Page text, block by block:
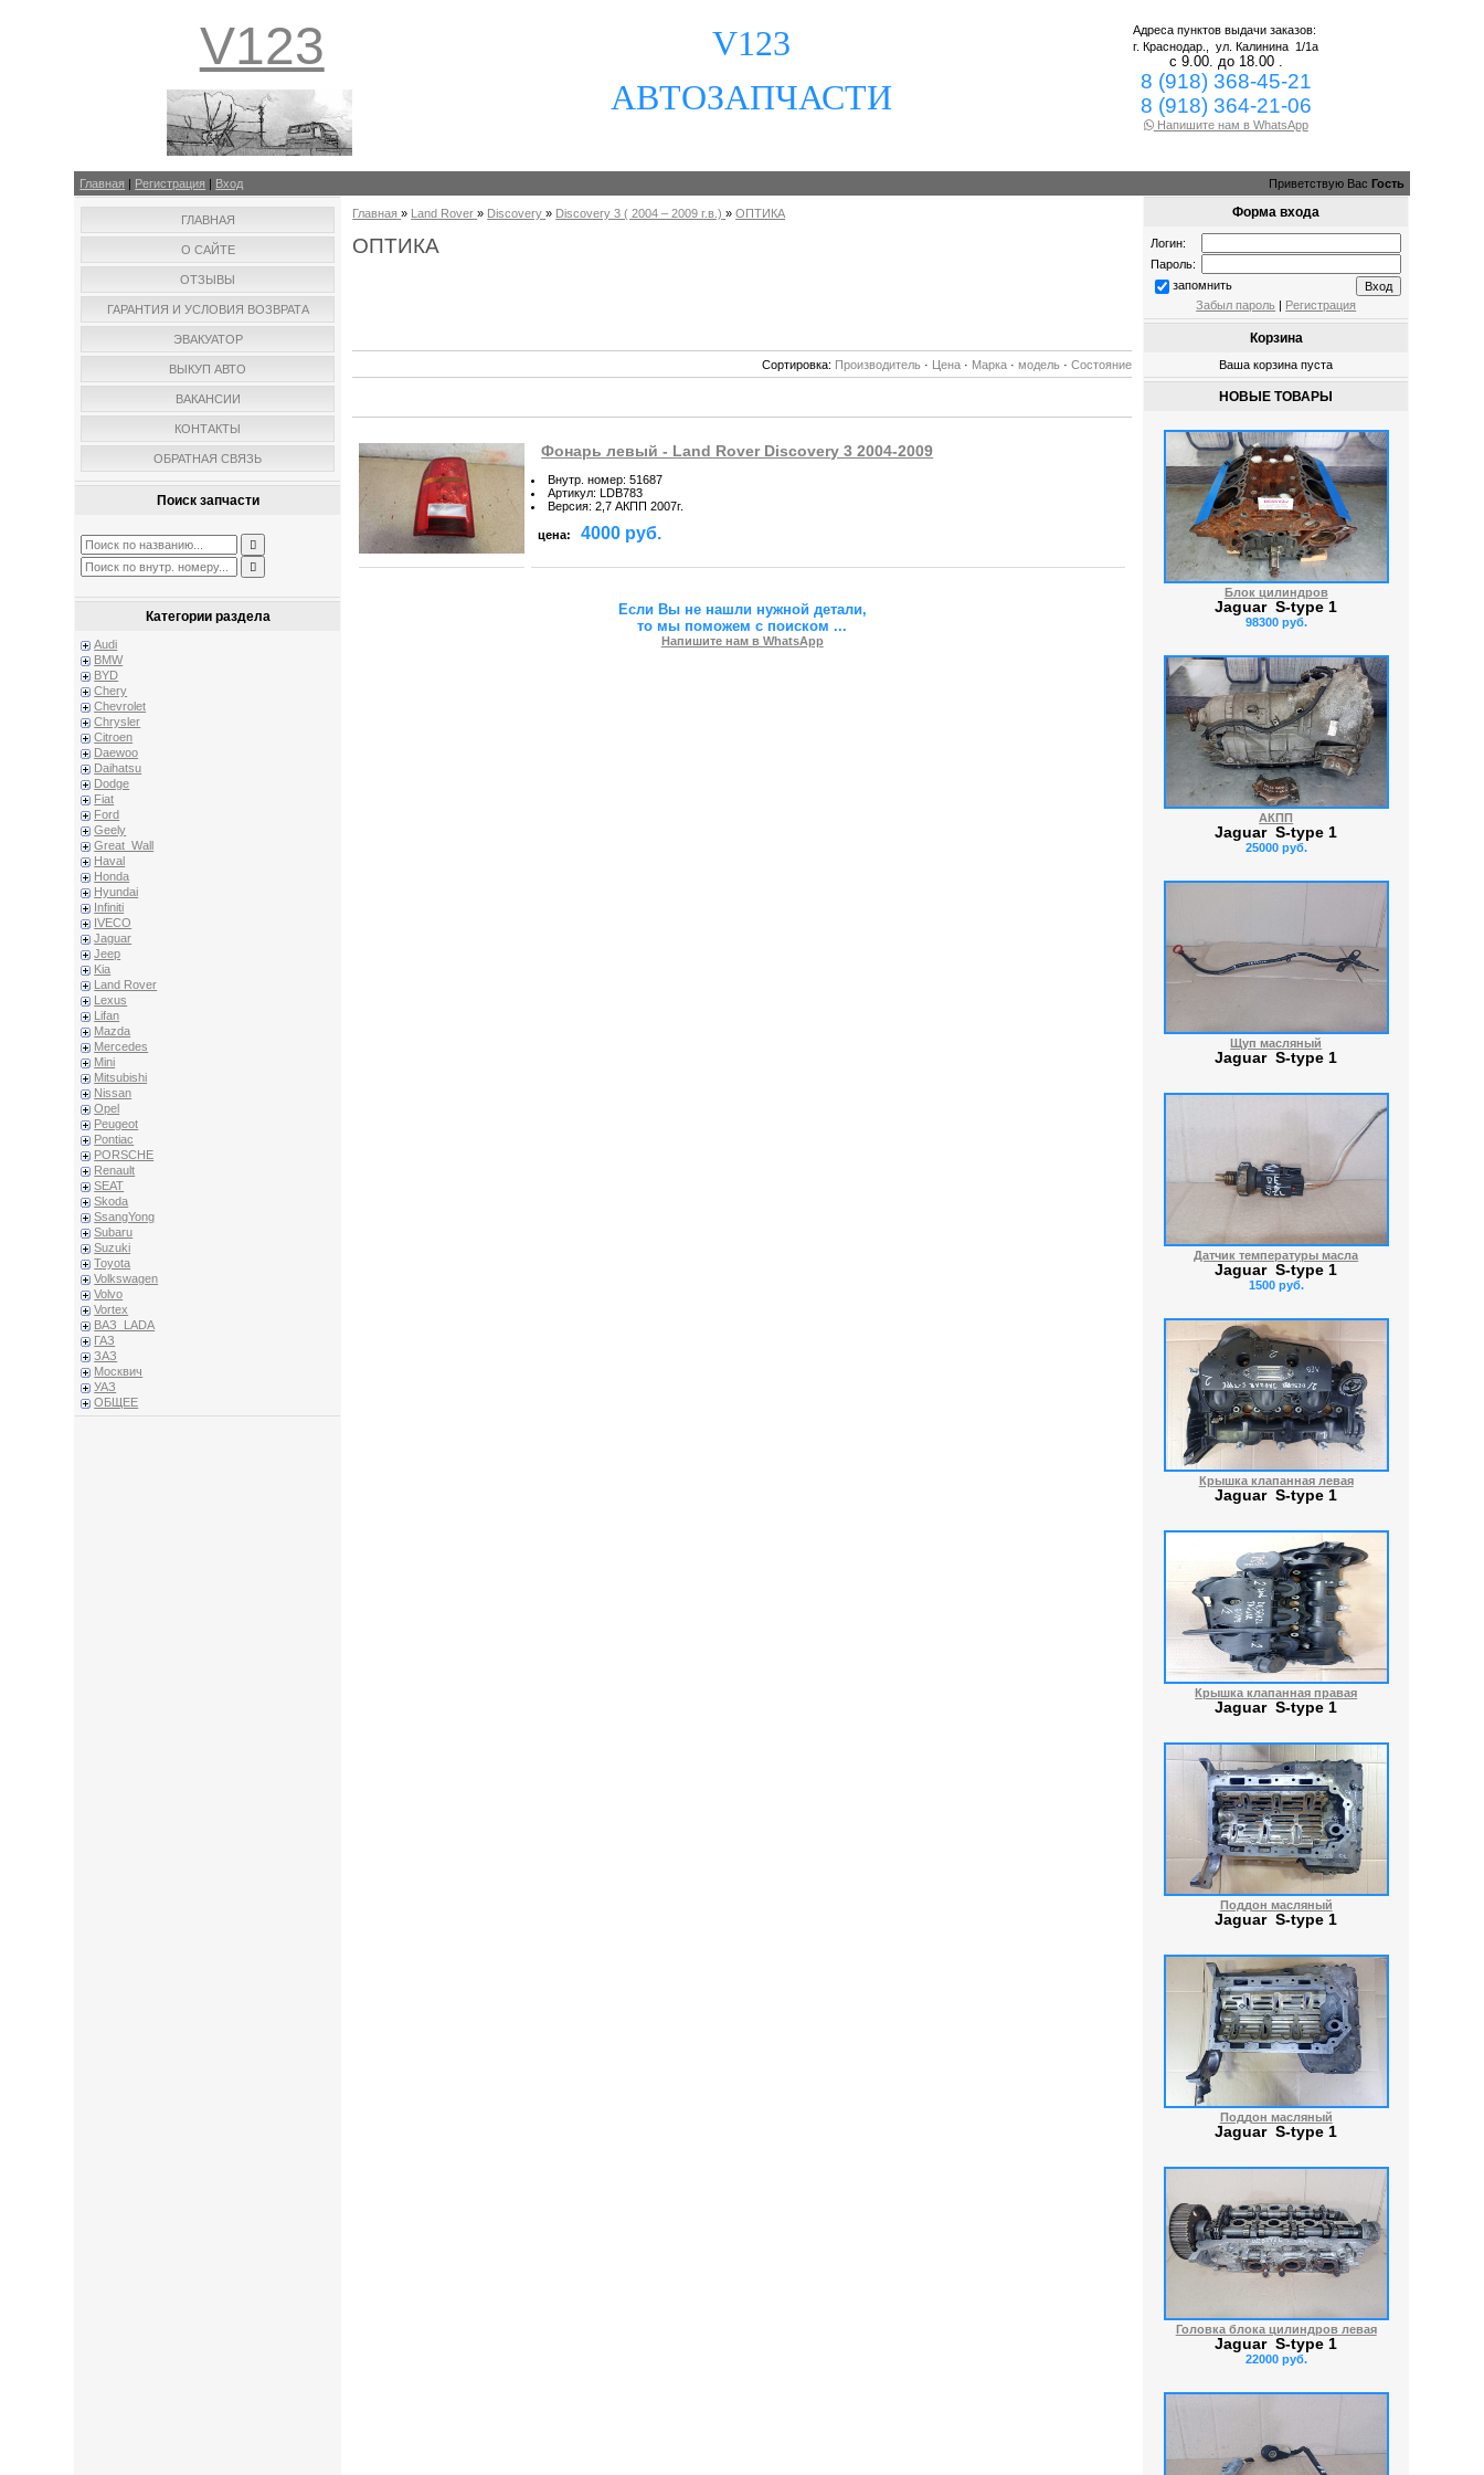
V123
V123
АВТОЗАПЧАСТИ
Адреса пунктов выдачи заказов:
г. Краснодар.,ул. Калинина 1/1а
с 9.00. до 18.00 .
8 (918) 368-45-21
8 (918) 364-21-06
Напишите нам в WhatsApp
Главная | Регистрация | Вход Приветствую Вас Гость
ГЛАВНАЯ
О САЙТЕ
ОТЗЫВЫ
ГАРАНТИЯ И УСЛОВИЯ ВОЗВРАТА
ЭВАКУАТОР
ВЫКУП АВТО
ВАКАНСИИ
КОНТАКТЫ
ОБРАТНАЯ СВЯЗЬ
Поиск запчасти
Категории раздела
Audi
BMW
BYD
Chery
Chevrolet
Chrysler
Citroen
Daewoo
Daihatsu
Dodge
Fiat
Ford
Geely
Great_Wall
Haval
Honda
Hyundai
Infiniti
IVECO
Jaguar
Jeep
Kia
Land Rover
Lexus
Lifan
Mazda
Mercedes
Mini
Mitsubishi
Nissan
Opel
Peugeot
Pontiac
PORSCHE
Renault
SEAT
Skoda
SsangYong
Subaru
Suzuki
Toyota
Volkswagen
Volvo
Vortex
ВАЗ_LADA
ГАЗ
ЗАЗ
Москвич
УАЗ
ОБЩЕЕ
Главная » Land Rover » Discovery » Discovery 3 ( 2004 – 2009 г.в.) »ОПТИКА
ОПТИКА
Сортировка: Производитель · Цена · Марка ·модель ·Состояние
Фонарь левый - Land Rover Discovery 3 2004-2009
Внутр. номер: 51687
Артикул: LDB783
Версия: 2,7 АКПП 2007г.
цена: 4000 руб.
Если Вы не нашли нужной детали,
то мы поможем с поиском...
Напишите нам в WhatsApp
Форма входа
Логин:
Пароль:
запомнить
Забыл пароль | Регистрация
Корзина
Ваша корзина пуста
НОВЫЕ ТОВАРЫ
Блок цилиндров
Jaguar S-type 1
98300 руб.
АКПП
Jaguar S-type 1
25000 руб.
Щуп масляный
Jaguar S-type 1
Датчик температуры масла
Jaguar S-type 1
1500 руб.
Крышка клапанная левая
Jaguar S-type 1
Крышка клапанная правая
Jaguar S-type 1
Поддон масляный
Jaguar S-type 1
Поддон масляный
Jaguar S-type 1
Головка блока цилиндров левая
Jaguar S-type 1
22000 руб.